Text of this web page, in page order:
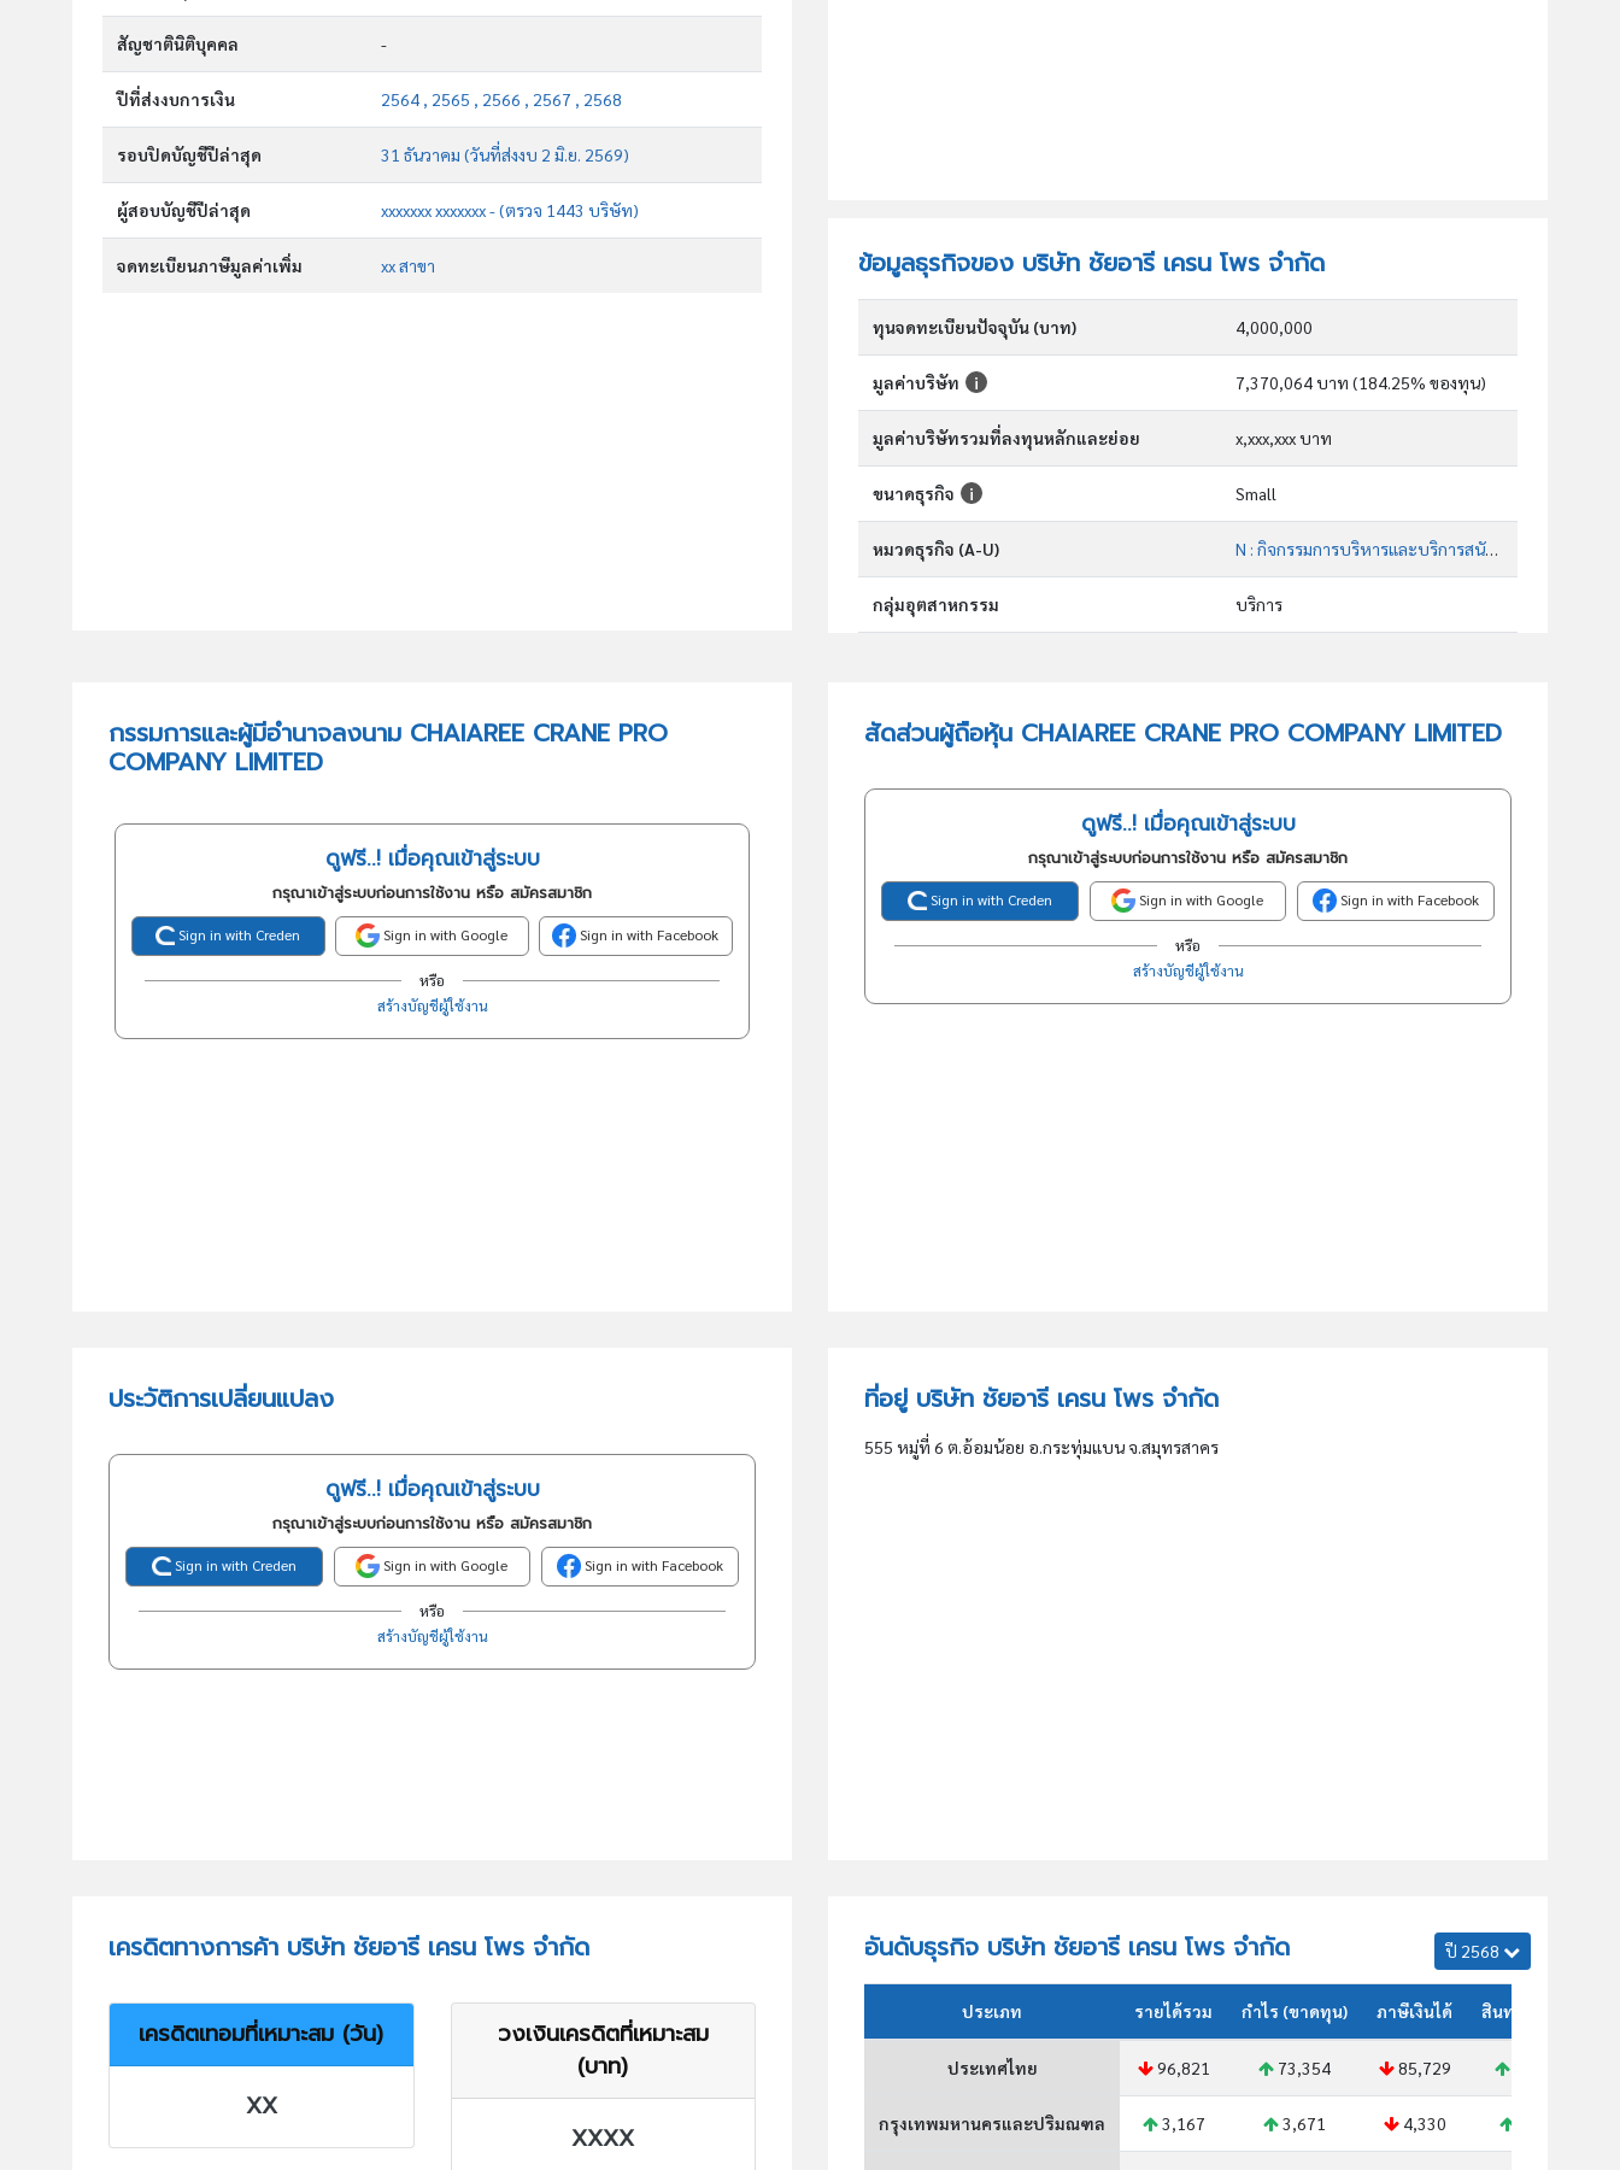
สัญชาตินิติบุคคล -
ปีที่ส่งงบการเงิน 2564 , 2565 , 2566 , 2567 , 2568
รอบปิดบัญชีปีล่าสุด 31 ธันวาคม (วันที่ส่งงบ 2 มิ.ย. 2569)
ผู้สอบบัญชีปีล่าสุด xxxxxxx xxxxxxx - (ตรวจ 1443 บริษัท)
จดทะเบียนภาษีมูลค่าเพิ่ม xx สาขา ข้อมูลธุรกิจของ บริษัท ชัยอารี เครน โพร จำกัด
ทุนจดทะเบียนปัจจุบัน (บาท) 4,000,000
มูลค่าบริษัท 7,370,064 บาท (184.25% ของทุน)
มูลค่าบริษัทรวมที่ลงทุนหลักและย่อย x,xxx,xxx บาท
ขนาดธุรกิจ Small
หมวดธุรกิจ (A-U) N : กิจกรรมการบริหารและบริการสนับสนุน
กลุ่มอุตสาหกรรม บริการ
กรรมการและผู้มีอำนาจลงนาม CHAIAREE CRANE PRO
COMPANY LIMITED
ดูฟรี..! เมื่อคุณเข้าสู่ระบบ
กรุณาเข้าสู่ระบบก่อนการใช้งาน หรือ สมัครสมาชิก
Sign in with Creden Sign in with Google Sign in with Facebook
หรือ
สร้างบัญชีผู้ใช้งาน
สัดส่วนผู้ถือหุ้น CHAIAREE CRANE PRO COMPANY LIMITED
ดูฟรี..! เมื่อคุณเข้าสู่ระบบ
กรุณาเข้าสู่ระบบก่อนการใช้งาน หรือ สมัครสมาชิก
Sign in with Creden Sign in with Google Sign in with Facebook
หรือ
สร้างบัญชีผู้ใช้งาน
ประวัติการเปลี่ยนแปลง
ดูฟรี..! เมื่อคุณเข้าสู่ระบบ
กรุณาเข้าสู่ระบบก่อนการใช้งาน หรือ สมัครสมาชิก
Sign in with Creden Sign in with Google Sign in with Facebook
หรือ
สร้างบัญชีผู้ใช้งาน
ที่อยู่ บริษัท ชัยอารี เครน โพร จำกัด
555 หมู่ที่ 6 ต.อ้อมน้อย อ.กระทุ่มแบน จ.สมุทรสาคร
เครดิตทางการค้า บริษัท ชัยอารี เครน โพร จำกัด
เครดิตเทอมที่เหมาะสม (วัน)
XX
วงเงินเครดิตที่เหมาะสม
(บาท)
XXXX
อันดับธุรกิจ บริษัท ชัยอารี เครน โพร จำกัด ปี 2568
ประเภท รายได้รวม กำไร (ขาดทุน) ภาษีเงินได้ สินทรัพย์รวม
ประเทศไทย 96,821 73,354 85,729 82,342
กรุงเทพมหานครและปริมณฑล 3,167 3,671 4,330